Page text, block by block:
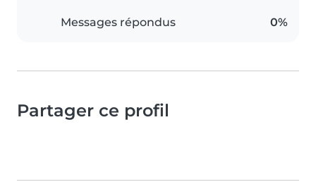
Messages répondus 0%
Partager ce profil